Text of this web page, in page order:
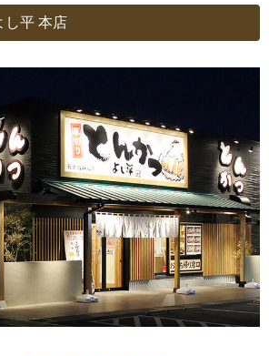
し平 本店